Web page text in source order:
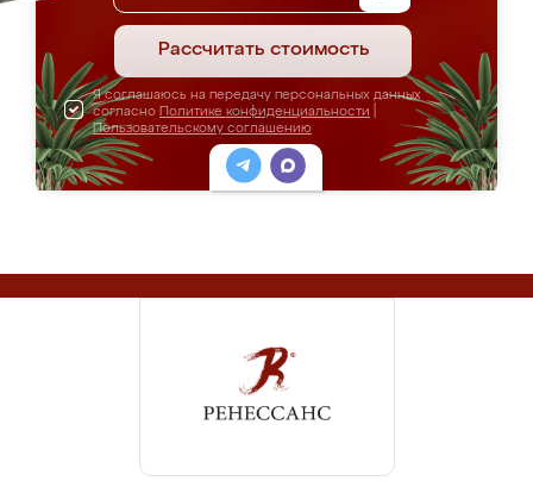
Рассчитать стоимость
Я соглашаюсь на передачу персональных данных
согласно Политике конфиденциальности
Пользовательскому соглашению